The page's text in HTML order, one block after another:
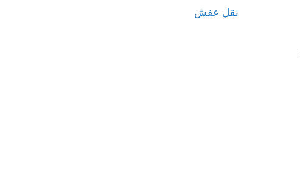
نقل عفش